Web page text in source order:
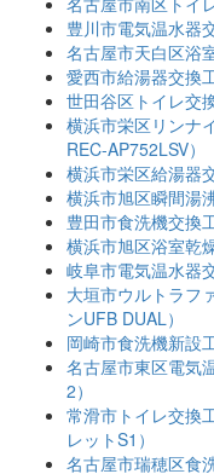
豊川市電気温水器
名古屋市天白区浴
愛西市給湯器交換
世田谷区トイレ交
横浜市栄区リンナ
REC-AP752LSV）
横浜市栄区給湯器
横浜市旭区瞬間湯
豊田市食洗機交換
横浜市旭区浴室乾
岐阜市電気温水器
大垣市ウルトラフ
ンUFB DUAL）
岡崎市食洗機新設
名古屋市東区電気
2）
常滑市トイレ交換
レットS1）
名古屋市瑞穂区食